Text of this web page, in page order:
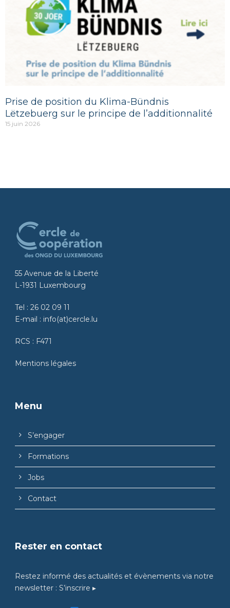
Prise de position du Klima-Bündnis
Lëtzebuerg sur le principe de l’additionnalité
15 juin 2026
55 Avenue de la Liberté
L-1931 Luxembourg
Tel : 26 02 09 11
E-mail : info(at)cercle.lu
RCS : F471
Mentions légales
Menu
S’engager
Formations
Jobs
Contact
Rester en contact
Restez informé des actualités et évènements via notre
newsletter : S’inscrire ▸